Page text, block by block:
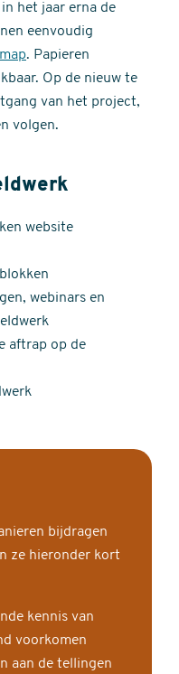
het jaar erna de
eenvoudig
. Papieren
Op de nieuw te
van het project,
volgen.
website
webinars en
aftrap op de
bijdragen
ze hieronder kort
kennis van
voorkomen
aan de tellingen